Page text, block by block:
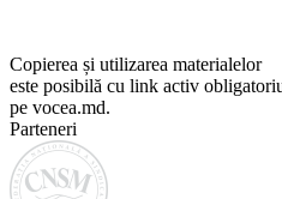
Copierea și utilizarea materialelor
este posibilă cu link activ
pe vocea.md.
Parteneri